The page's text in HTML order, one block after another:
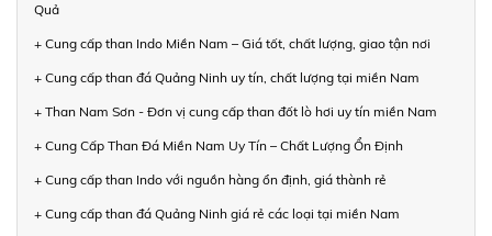
Quả
+ Cung cấp than Indo Miền Nam – Giá tốt, chất lượng, giao tận nơi
+ Cung cấp than đá Quảng Ninh uy tín, chất lượng tại miền Nam
+ Than Nam Sơn - Đơn vị cung cấp than đốt lò hơi uy tín miền Nam
+ Cung Cấp Than Đá Miền Nam Uy Tín – Chất Lượng Ổn Định
+ Cung cấp than Indo với nguồn hàng ổn định, giá thành rẻ
+ Cung cấp than đá Quảng Ninh giá rẻ các loại tại miền Nam